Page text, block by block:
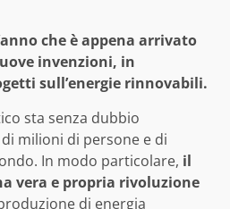
che è appena arrivato
invenzioni, in
sull’energie rinnovabili.
sta senza dubbio
milioni di persone e di
In modo particolare, il
vera e propria rivoluzione
di energia